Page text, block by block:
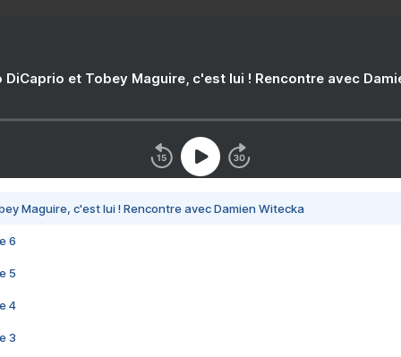
DiCaprio et Tobey Maguire, c'est lui ! Rencontre avec
Maguire, c'est lui ! Rencontre avec Damien Witecka
6
5
4
3